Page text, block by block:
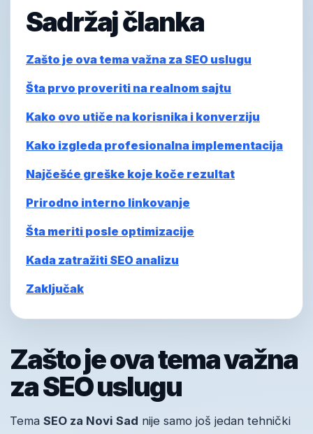
Sadržaj članka
Zašto je ova tema važna za SEO uslugu
Šta prvo proveriti na realnom sajtu
Kako ovo utiče na korisnika i konverziju
Kako izgleda profesionalna implementacija
Najčešće greške koje koče rezultat
Prirodno interno linkovanje
Šta meriti posle optimizacije
Kada zatražiti SEO analizu
Zaključak
Zašto je ova tema važna
za SEO uslugu
Tema SEO za Novi Sad nije samo još jedan tehnički